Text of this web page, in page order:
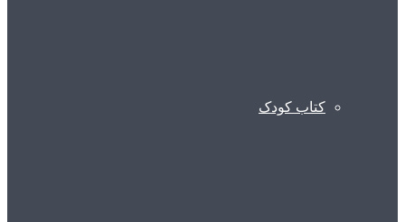
کتاب کودک